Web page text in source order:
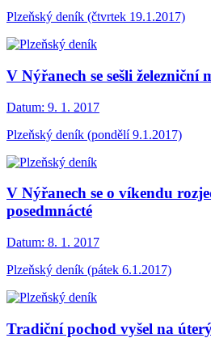
Plzeňský deník (čtvrtek 19.1.2017)
V Nýřanech se sešli železniční
Datum: 9. 1. 2017
Plzeňský deník (pondělí 9.1.2017)
V Nýřanech se o víkendu
posedmnácté
Datum: 8. 1. 2017
Plzeňský deník (pátek 6.1.2017)
Tradiční pochod vyšel na